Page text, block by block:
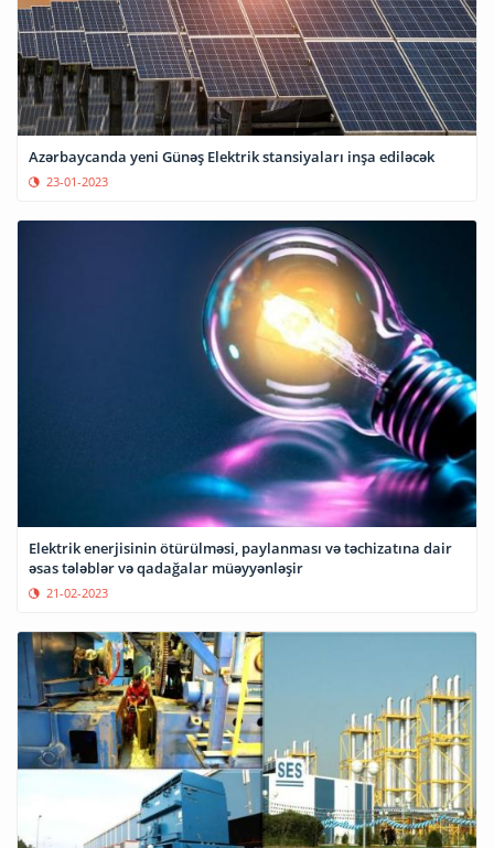
Azərbaycanda yeni Günəş Elektrik stansiyaları inşa ediləcək
23-01-2023
Elektrik enerjisinin ötürülməsi, paylanması və təchizatına dair
əsas tələblər və qadağalar müəyyənləşir
21-02-2023